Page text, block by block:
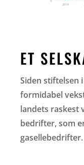
ET
Siden stiftelsen
formidabel
landets raskest
bedrifter, som
gasellebedrifter.